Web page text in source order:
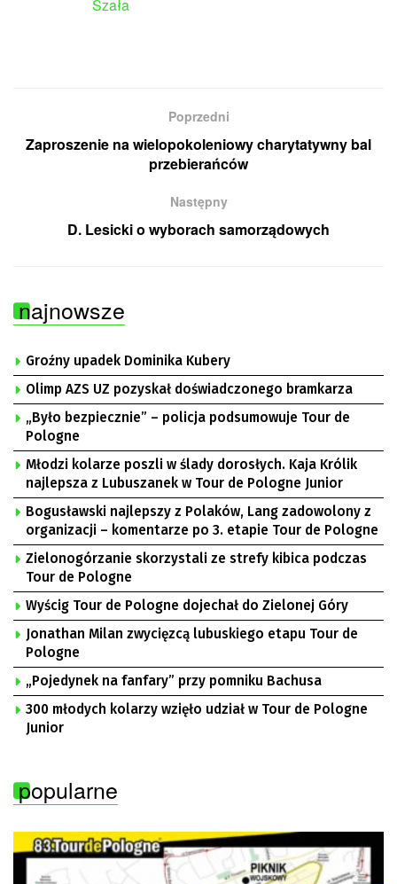
Poprzedni
Zaproszenie na wielopokoleniowy charytatywny bal
przebierańców
Następny
D. Lesicki o wyborach samorządowych
najnowsze
Groźny upadek Dominika Kubery
Olimp AZS UZ pozyskał doświadczonego bramkarza
„Było bezpiecznie” – policja podsumowuje Tour de
Pologne
Młodzi kolarze poszli w ślady dorosłych. Kaja Królik
najlepsza z Lubuszanek w Tour de Pologne Junior
Bogusławski najlepszy z Polaków, Lang zadowolony z
organizacji – komentarze po 3. etapie Tour de Pologne
Zielonogórzanie skorzystali ze strefy kibica podczas
Tour de Pologne
Wyścig Tour de Pologne dojechał do Zielonej Góry
Jonathan Milan zwycięzcą lubuskiego etapu Tour de
Pologne
„Pojedynek na fanfary” przy pomniku Bachusa
300 młodych kolarzy wzięło udział w Tour de Pologne
Junior
popularne